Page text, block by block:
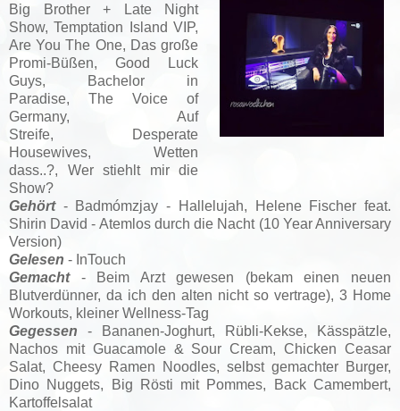
Big Brother + Late Night
Show, Temptation Island VIP,
Are You The One, Das große
Promi-Büßen, Good Luck
Guys,
Bachelor in
Paradise,
The Voice of
Germany, Auf
Streife,
Desperate
Housewives, Wetten
dass..?, Wer stiehlt mir die
Show?
Gehört- Badmómzjay - Hallelujah, Helene Fischer feat.
Shirin David - Atemlos durch die Nacht (10 Year Anniversary
Version)
Gelesen - InTouch
Gemacht- Beim Arzt gewesen (bekam einen neuen
Blutverdünner, da ich den alten nicht so vertrage), 3 Home
Workouts, kleiner Wellness-Tag
Gegessen - Bananen-Joghurt, Rübli-Kekse, Kässpätzle,
Nachos mit Guacamole & Sour Cream, Chicken Ceasar
Salat, Cheesy Ramen Noodles, selbst gemachter Burger,
Dino Nuggets, Big Rösti mit Pommes, Back Camembert,
Kartoffelsalat